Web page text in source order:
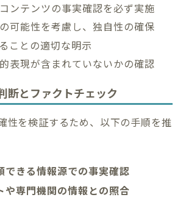
ンテンツの事実確認を必ず実施
可能性を考慮し、独自性の確保
ことの適切な明示
表現が含まれていないかの確認
断とファクトチェック
性を検証するため、以下の手順を推
できる情報源での事実確認
や専門機関の情報との照合